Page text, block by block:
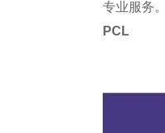
专业服务
PCL